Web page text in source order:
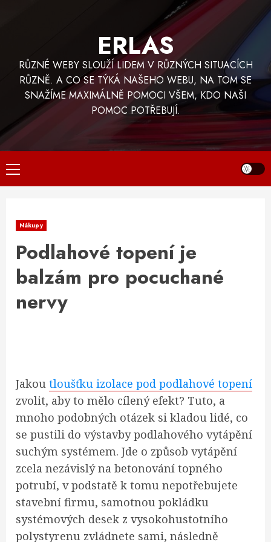
ERLAS
RŮZNÉ WEBY SLOUŽÍ LIDEM V RŮZNÝCH SITUACÍCH
RŮZNĚ. A CO SE TÝKÁ NAŠEHO WEBU, NA TOM SE
SNAŽÍME MAXIMÁLNĚ POMOCI VŠEM, KDO NAŠI
POMOC POTŘEBUJÍ.
Primary
Menu
Nákupy
Podlahové topení je
balzám pro pocuchané
nervy
Jakou tloušťku izolace pod podlahové topení
zvolit, aby to mělo cílený efekt? Tuto, a
mnoho podobných otázek si kladou lidé, co
se pustili do výstavby podlahového vytápění
suchým systémem. Jde o způsob vytápění
zcela nezávislý na betonování topného
potrubí, v podstatě k tomu nepotřebujete
stavební firmu, samotnou pokládku
systémových desek z vysokohustotního
polystyrenu zvládnete sami, následně